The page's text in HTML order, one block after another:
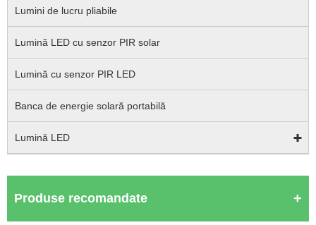
Lumini de lucru pliabile
Lumină LED cu senzor PIR solar
Lumină cu senzor PIR LED
Banca de energie solară portabilă
Lumină LED
Produse recomandate